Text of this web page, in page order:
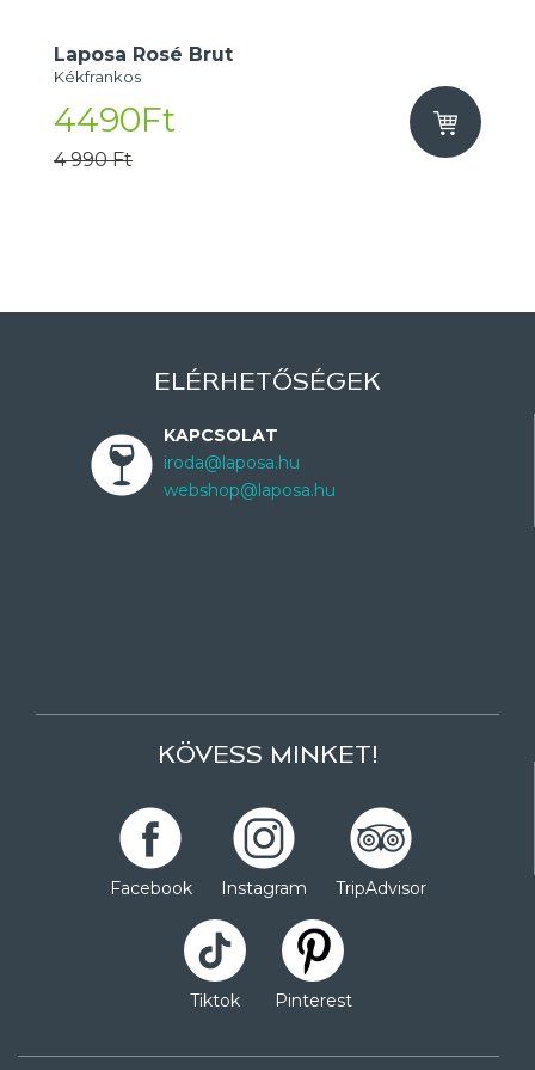
Laposa Rosé Brut
Kékfrankos
4490Ft
4 990 Ft
ELÉRHETŐSÉGEK
KAPCSOLAT
iroda@laposa.hu
webshop@laposa.hu
KÖVESS MINKET!
Facebook Instagram TripAdvisor
Tiktok Pinterest